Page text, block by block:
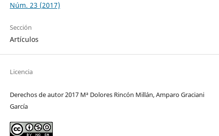
Núm. 23 (2017)
Sección
Artículos
Licencia
Derechos de autor 2017 Mª Dolores Rincón Millán, Amparo Graciani
García